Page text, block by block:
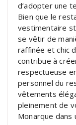
d’adopter une
Bien que le
vestimentaire
se vêtir de
raffinée et chic
contribue à
respectueuse
personnel du
vêtements
pleinement de
Monarque dans